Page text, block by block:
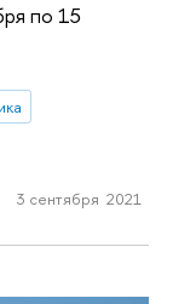
по 15
3 сентября 2021